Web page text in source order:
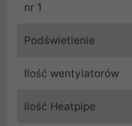
nr 1
Podświetlenie
Ilość wentylatorów
Ilość Heatpipe